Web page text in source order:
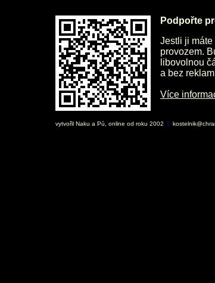
Podpořte
Jestli ji máte
provozem.
libovolnou
a bez
Více
vytvořil Naku a Pú, online od roku 2002 |